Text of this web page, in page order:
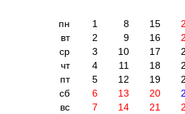
пн 1 8 15
вт
2 9 16
ср
3 10 17
чт
4 11 18
пт
5 12 19
сб
6 13 20
вс
7 14 21